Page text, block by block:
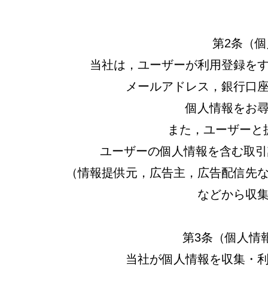
第2条（
当社は，ユーザーが利用登録を
メールアドレス，銀行口
個人情報をお
また，ユーザー
ユーザーの個人情報を含む取
（情報提供元，広告主，広告配信先
などから収
第3条（個人情
当社が個人情報を収集・